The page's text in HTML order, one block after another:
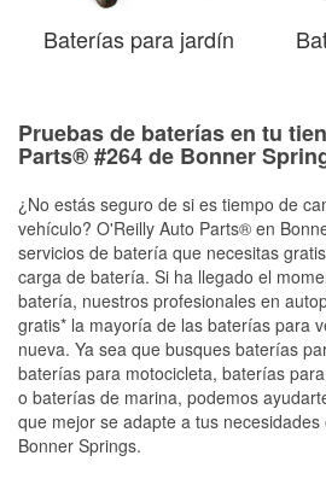
Baterías para jardín
Pruebas de baterías en tu
Parts® #264 de Bonner
¿No estás seguro de si es tiempo de
vehículo? O'Reilly Auto Parts® en
servicios de batería que necesitas
carga de batería. Si ha llegado el
batería, nuestros profesionales en
gratis* la mayoría de las baterías para
nueva. Ya sea que busques baterías
baterías para motocicleta, baterías
o baterías de marina, podemos
que mejor se adapte a tus
Bonner Springs.